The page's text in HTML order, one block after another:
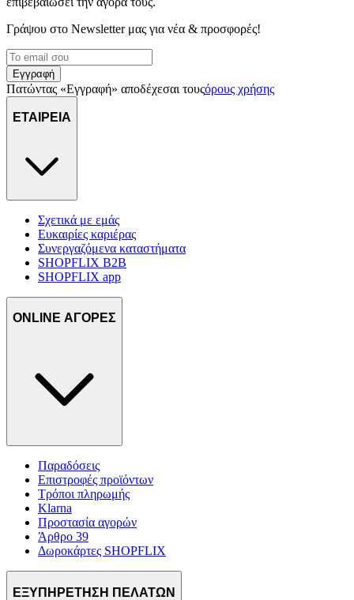
Γράψου στο Νewsletter μας για νέα & προσφορές!
Εγγραφή
Πατώντας «Εγγραφή» αποδέχεσαι τουςόρους χρήσης
ΕΤΑΙΡΕΙΑ
Σχετικά με εμάς
Ευκαιρίες καριέρας
Συνεργαζόμενα καταστήματα
SHOPFLIX B2B
SHOPFLIX app
ONLINE ΑΓΟΡΕΣ
Παραδόσεις
Επιστροφές προϊόντων
Τρόποι πληρωμής
Klarna
Προστασία αγορών
Άρθρο 39
Δωροκάρτες SHOPFLIX
ΕΞΥΠΗΡΕΤΗΣΗ ΠΕΛΑΤΩΝ